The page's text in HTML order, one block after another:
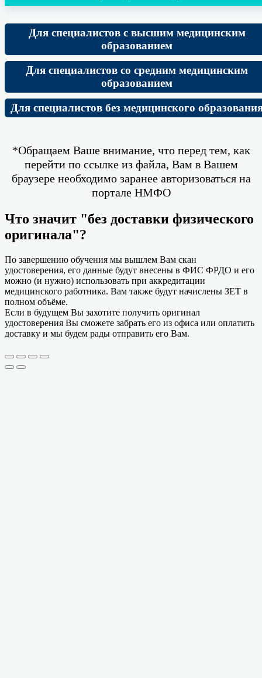
Для специалистов с высшим медицинским
образованием
Для специалистов со средним медицинским
образованием
Для специалистов без медицинского
*Обращаем Ваше внимание, что перед тем, как
перейти по ссылке из файла, Вам в Вашем
браузере необходимо заранее авторизоваться на
портале НМФО
Что значит "без доставки физического
оригинала"?
По завершению обучения мы вышлем Вам скан
удостоверения, его данные будут внесены в ФИС ФРДО и его
можно (и нужно) использовать при аккредитации
медицинского работника. Вам также будут начислены ЗЕТ в
полном объёме.
Если в будущем Вы захотите получить оригинал
удостоверения Вы сможете забрать его из офиса или оплатить
доставку и мы будем рады отправить его Вам.